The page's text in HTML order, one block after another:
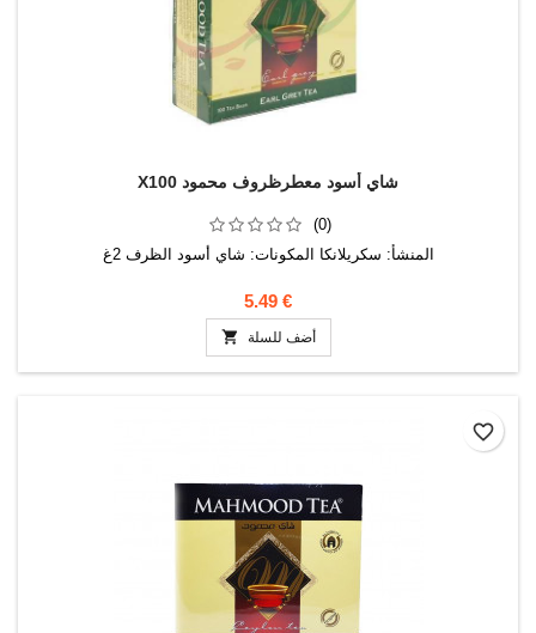
X100 شاي أسود معطرظروف محمود
(0)
المنشأ: سكريلانكا المكونات: شاي أسود الظرف 2غ
5.49 €
 أضف للسلة
favorite_border